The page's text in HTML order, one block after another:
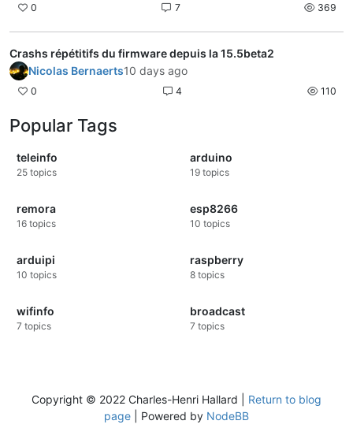
0 7 369
Crashs répétitifs du firmware depuis la 15.5beta2
Nicolas Bernaerts10 days ago
0 4 110
Popular Tags
teleinfo
25 topics
arduino
19 topics
remora
16 topics
esp8266
10 topics
arduipi
10 topics
raspberry
8 topics
wifinfo
7 topics
broadcast
7 topics
Copyright © 2022 Charles-Henri Hallard | Return to blog
page | Powered by NodeBB